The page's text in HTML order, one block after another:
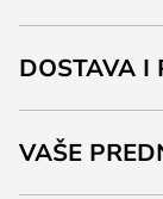
DOSTAVA I
VAŠE